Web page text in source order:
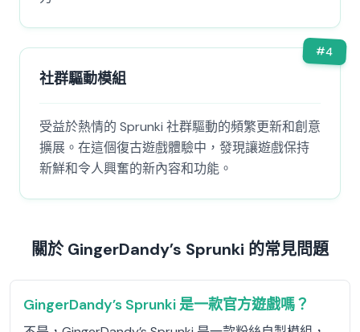
#4
社群驅動模組
受益於熱情的 Sprunki 社群驅動的頻繁更新和創意
擴展。在這個復古遊戲體驗中，發現讓遊戲保持
新鮮和令人興奮的新內容和功能。
關於 GingerDandy’s Sprunki 的常見問題
GingerDandy’s Sprunki 是一款官方遊戲嗎？